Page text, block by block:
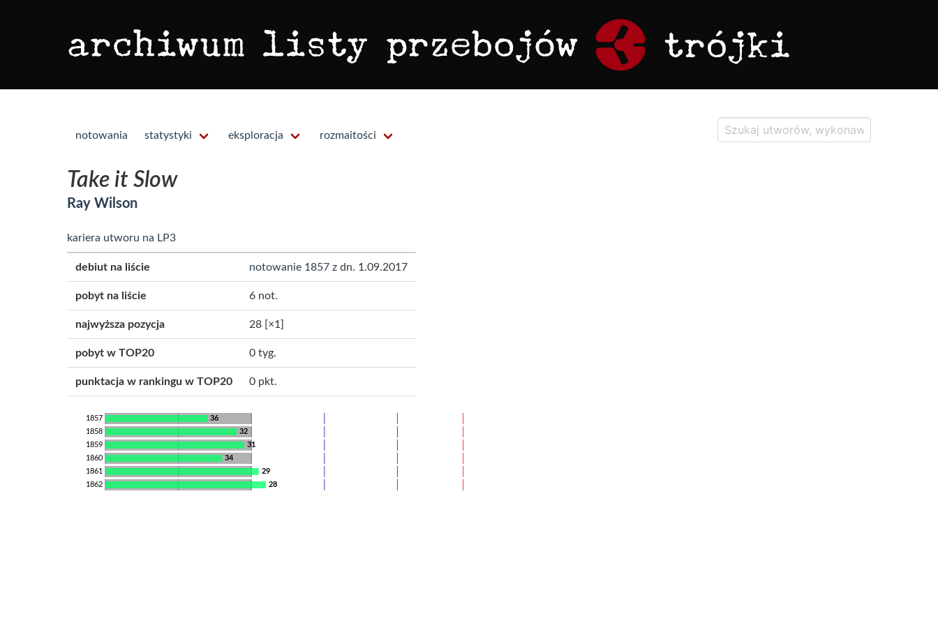
notowania statystyki eksploracja rozmaitości
Take it Slow
Ray Wilson
kariera utworu na LP3
debiut na liście notowanie 1857 z dn. 1.09.2017
pobyt na liście 6 not.
najwyższa pozycja 28 [×1]
pobyt w TOP20 0 tyg.
punktacja w rankingu w TOP20 0 pkt.
36
1857
32
1858
31
1859
34
1860
29
1861
28
1862